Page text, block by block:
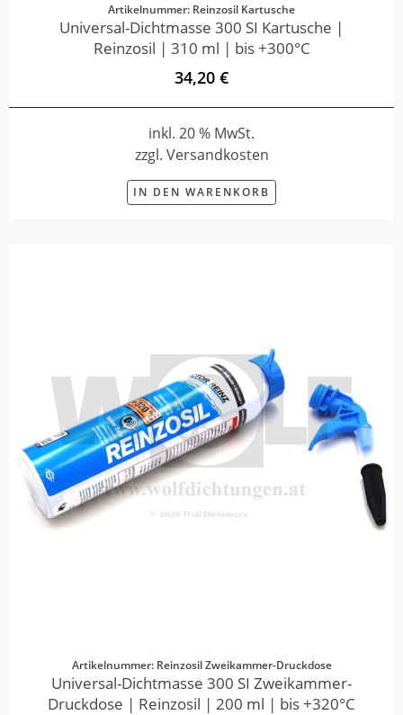
Artikelnummer: Reinzosil Kartusche
Universal-Dichtmasse 300 SI Kartusche |
Reinzosil | 310 ml | bis +300°C
34,20 €
inkl. 20 % MwSt.
zzgl. Versandkosten
IN DEN WARENKORB
Artikelnummer: Reinzosil Zweikammer-Druckdose
Universal-Dichtmasse 300 SI Zweikammer-
Druckdose | Reinzosil | 200 ml | bis +320°C